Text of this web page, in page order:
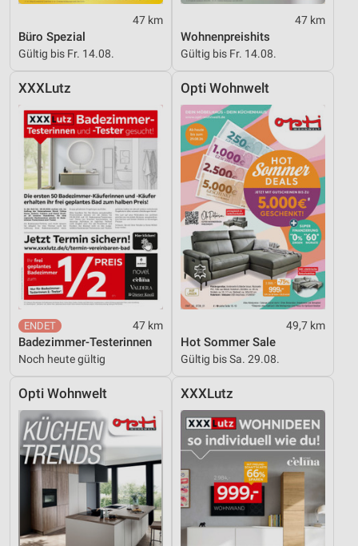
47 km
Büro Spezial
Gültig bis Fr. 14.08.
47 km
Wohnenpreishits
Gültig bis Fr. 14.08.
XXXLutz
47 km
Badezimmer-Testerinnen
Noch heute gültig
Opti Wohnwelt
49,7 km
Hot Sommer Sale
Gültig bis Sa. 29.08.
Opti Wohnwelt XXXLutz
Messung der Werbeleistung
Messung der Performance von Inhalten
Analyse von Zielgruppen durch Statistiken oder
Kombinationen von Daten aus verschiedenen
Quellen
Entwicklung und Verbesserung der Angebote
Verwendung reduzierter Daten zur Auswahl von
Inhalten
IAB-Besonderheiten:
Verwendung genauer Standortdaten
Geräte anhand von aktiv angeforderten
Informationen identifizieren
Nicht-IAB-Verarbeitungszwecke:
Notwendig
Funktional
Werbung